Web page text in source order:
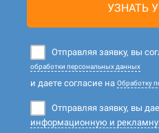
УЗНАТЬ
Отправляя заявку, вы
обработки персональных данных
и даете согласие на Обработку
Отправляя заявку, вы
информационную и